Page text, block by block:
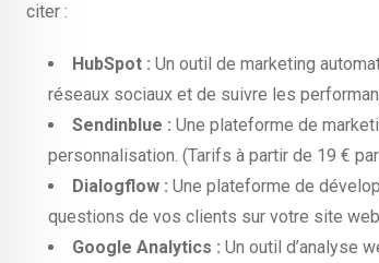
citer :
HubSpot : Un outil de marketing
réseaux sociaux et de suivre les
Sendinblue : Une plateforme de
personnalisation. (Tarifs à partir de 19 €
Dialogflow : Une plateforme de
questions de vos clients sur votre site web
Google Analytics : Un outil d’analyse